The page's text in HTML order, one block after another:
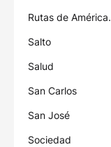
Rutas de América.
Salto
Salud
San Carlos
San José
Sociedad